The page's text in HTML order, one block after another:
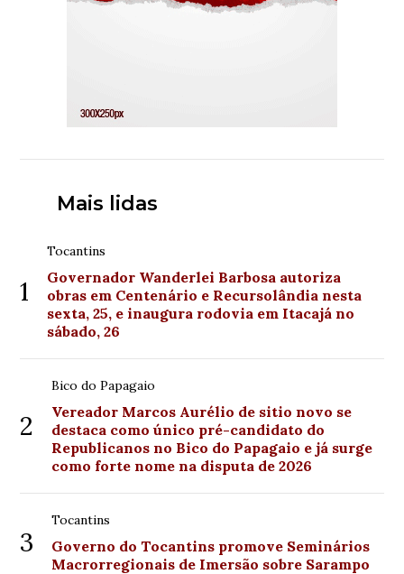
Mais lidas
1
Tocantins
Governador Wanderlei Barbosa autoriza
obras em Centenário e Recursolândia nesta
sexta, 25, e inaugura rodovia em Itacajá no
sábado, 26
2
Bico do Papagaio
Vereador Marcos Aurélio de sitio novo se
destaca como único pré-candidato do
Republicanos no Bico do Papagaio e já surge
como forte nome na disputa de 2026
3
Tocantins
Governo do Tocantins promove Seminários
Macrorregionais de Imersão sobre Sarampo